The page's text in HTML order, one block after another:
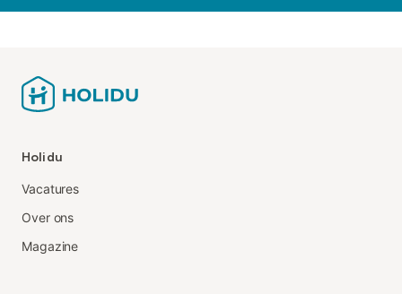
Holidu
Vacatures
Over ons
Magazine